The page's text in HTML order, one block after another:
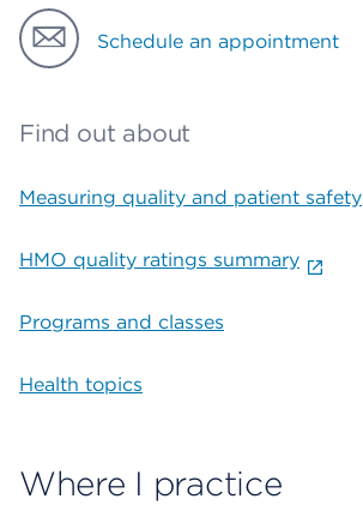
Schedule an appointment
Find out about
Measuring quality and patient safety
HMO quality ratings summary
Programs and classes
Health topics
Where I practice